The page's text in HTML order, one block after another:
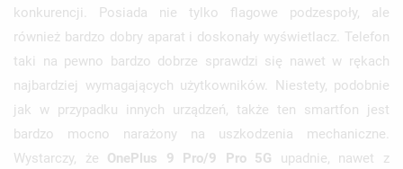
konkurencji. Posiada nie tylko flagowe podzespoły, ale
również bardzo dobry aparat i doskonały wyświetlacz. Telefon
taki na pewno bardzo dobrze sprawdzi się nawet w rękach
najbardziej wymagających użytkowników. Niestety, podobnie
jak w przypadku innych urządzeń, także ten smartfon jest
bardzo mocno narażony na uszkodzenia mechaniczne.
Wystarczy, że OnePlus 9 Pro/9 Pro 5G upadnie, nawet z